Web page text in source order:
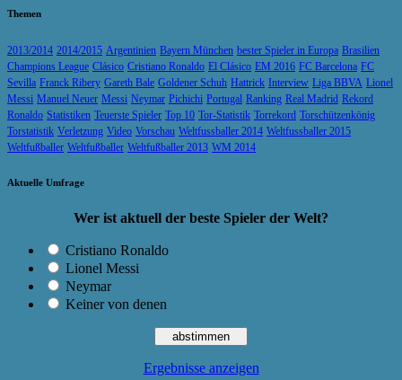
Themen
2013/2014 2014/2015 Argentinien Bayern München bester Spieler in Europa Brasilien
Champions League Clásico Cristiano Ronaldo El Clásico EM 2016 FC Barcelona FC
Sevilla Franck Ribery Gareth Bale Goldener Schuh Hattrick Interview Liga BBVA Lionel
Messi Manuel Neuer Messi Neymar Pichichi Portugal Ranking Real Madrid Rekord
Ronaldo Statistiken Teuerste Spieler Top 10 Tor-Statistik Torrekord Torschützenkönig
Torstatistik Verletzung Video Vorschau Weltfussballer 2014 Weltfussballer 2015
Weltfußballer Weltfußballer Weltfußballer 2013 WM 2014
Aktuelle Umfrage
Wer ist aktuell der beste Spieler der Welt?
Cristiano Ronaldo
Lionel Messi
Neymar
Keiner von denen
Ergebnisse anzeigen